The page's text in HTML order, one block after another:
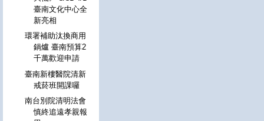
臺南文化中心全
新亮相
環署補助汰換商用
鍋爐 臺南預算2
千萬歡迎申請
臺南新樓醫院清新
戒菸班開課囉
南台別院清明法會
慎終追遠孝親報